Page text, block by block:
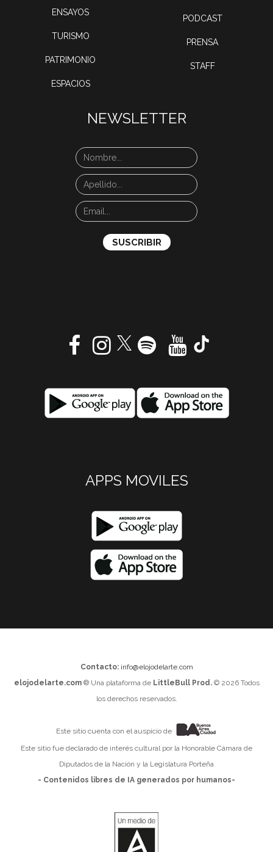
ENSAYOS
TURISMO
PATRIMONIO
ESPACIOS
PODCAST
PRENSA
STAFF
NEWSLETTER
APPS MOVILES
Contacto: info@elojodelarte.com
elojodelarte.com® Una plataforma de LittleBull Prod.© 2026 Todos
los derechos reservados.
Este sitio cuenta con el auspicio de
Este sitio fue declarado de interés cultural por la Honorable Cámara de
Diputados de la Nación y la Legislatura Porteña
- Contenidos libres de IA generados por humanos-